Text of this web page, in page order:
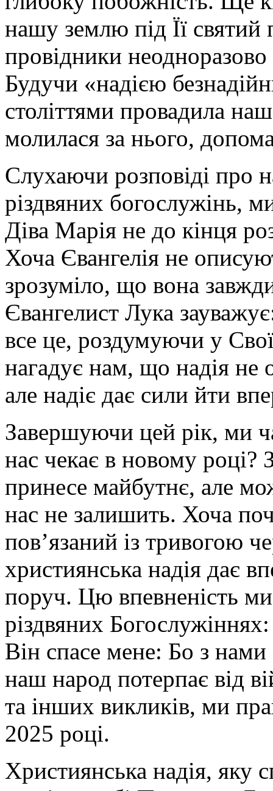
нашу землю під Її святий
провідники
Будучи «надією
століттями провадила
молилася за нього,
Слухаючи розповіді про
різдвяних богослужінь,
Діва Марія не до кінця
Хоча Євангелія не
зрозуміло, що вона
Євангелист Лука
все це, роздумуючи у
нагадує нам, що надія не
але надіє дає сили йти
Завершуючи цей рік, ми
нас чекає в новому
принесе майбутнє, але
нас не залишить. Хоча
пов’язаний із тривогою
християнська надія дає
поруч. Цю впевненість
різдвяних
Він спасе мене: Бо з
наш народ потерпає від
та інших викликів, ми
2025 році.
Християнська надія, яку